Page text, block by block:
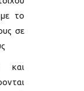
το
σε
και